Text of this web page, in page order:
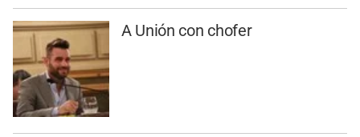
A Unión con chofer